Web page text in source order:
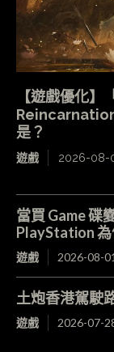
【遊戲優化
是？
遊戲 2026-08-
當買 Game 碟
PlayStation 為
遊戲 2026-08-01
土炮香港駕駛
遊戲 2026-07-